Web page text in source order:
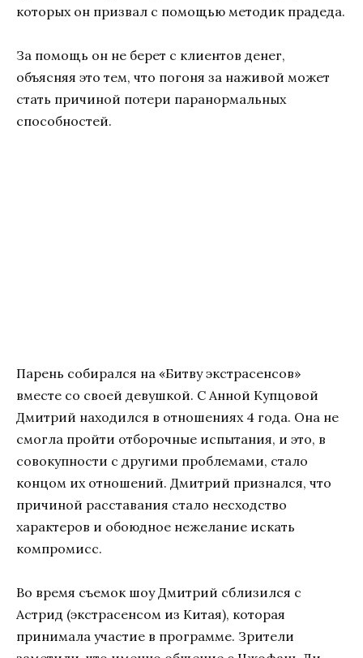
которых он призвал с помощью методик прадеда.
За помощь он не берет с клиентов денег,
объясняя это тем, что погоня за наживой может
стать причиной потери паранормальных
способностей.
Парень собирался на «Битву экстрасенсов»
вместе со своей девушкой. С Анной Купцовой
Дмитрий находился в отношениях 4 года. Она не
смогла пройти отборочные испытания, и это, в
совокупности с другими проблемами, стало
концом их отношений. Дмитрий признался, что
причиной расставания стало несходство
характеров и обоюдное нежелание искать
компромисс.
Во время съемок шоу Дмитрий сблизился с
Астрид (экстрасенсом из Китая), которая
принимала участие в программе. Зрители